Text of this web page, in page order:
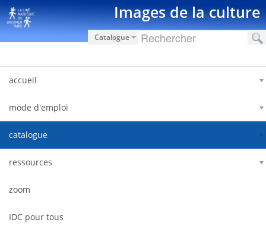
Salta al contigut Images de la culture
Catalogue
accueil
mode d'emploi
catalogue
ressources
zoom
IDC pour tous